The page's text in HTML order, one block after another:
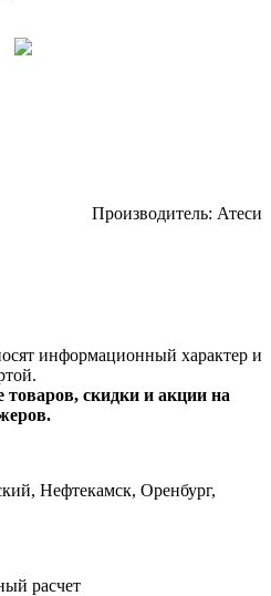
Производитель: Атеси
информационный характер и
товаров, скидки и акции на
Нефтекамск, Оренбург,
расчет